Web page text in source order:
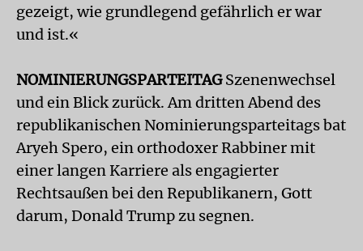
gezeigt, wie grundlegend gefährlich er war
und ist.«
NOMINIERUNGSPARTEITAGSzenenwechsel
und ein Blick zurück. Am dritten Abend des
republikanischen Nominierungsparteitags bat
Aryeh Spero, ein orthodoxer Rabbiner mit
einer langen Karriere als engagierter
Rechtsaußen bei den Republikanern, Gott
darum, Donald Trump zu segnen.